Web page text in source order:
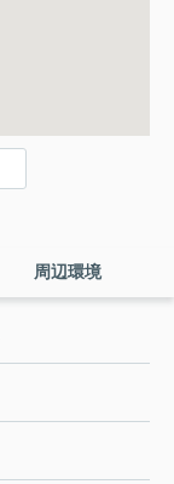
周辺環境